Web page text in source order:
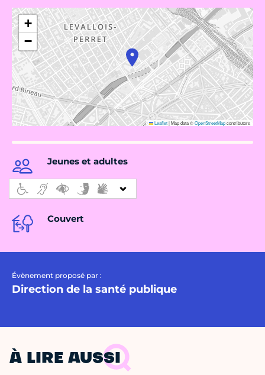
+
−
Leaflet|Map data ©OpenStreetMapcontributors
Jeunes et adultes
Couvert
Évènement proposé par :
Direction de la santé publique
À LIRE AUSSI